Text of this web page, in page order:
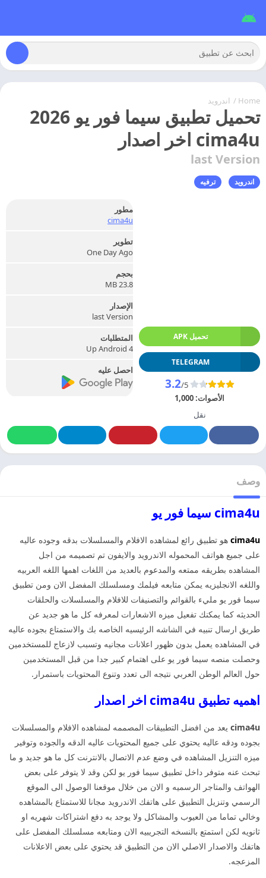
Home
/ اندرويد
تحميل تطبيق سيما فور يو 2026
cima4u اخر اصدار
last Version
اندرويد ترفيه
تحميل APK
TELEGRAM
3.2/5
الأصوات:1,000
نقل
مطور
cima4u
تطوير
One Day Ago
بحجم
23.8 MB
الإصدار
last Version
المتطلبات
Up Android 4
احصل عليه
وصف
cima4u سيما فور يو
cima4u هو تطبيق رائع لمشاهده الافلام والمسلسلات بدقه وجوده عاليه
على جميع هواتف المحموله الاندرويد والايفون تم تصميمه من اجل
المشاهده بطريقه ممتعه والمدعوم بالعديد من اللغات اهمها اللغه العربيه
واللغه الانجليزيه يمكن متابعه فيلمك ومسلسلك المفضل الان ومن تطبيق
سيما فور يو مليء بالقوائم والتصنيفات للافلام والمسلسلات والحلقات
الحديثه كما يمكنك تفعيل ميزه الاشعارات لمعرفه كل ما هو جديد عن
طريق ارسال تنبيه في الشاشه الرئيسيه الخاصه بك والاستمتاع بجوده عاليه
في المشاهده يعمل بدون ظهور اعلانات مجانيه وتسبب لازعاج للمستخدمين
وحصلت منصه سيما فور يو على اهتمام كبير جدا من قبل المستخدمين
حول العالم الوطن العربي نتيجه الى تعدد وتنوع المحتويات باستمرار.
اهميه تطبيق cima4u اخر اصدار
cima4u يعد من افضل التطبيقات المصممه لمشاهده الافلام والمسلسلات
بجوده ودقه عاليه يحتوي على جميع المحتويات عاليه الدقه والجوده وتوفير
ميزه التنزيل المشاهده في وضع عدم الاتصال بالانترنت كل ما هو جديد و ما
تبحث عنه متوفر داخل تطبيق سيما فور يو لكن وقد لا يتوفر على بعض
الهواتف والمتاجر الرسميه و الان من خلال موقعنا الوصول الى الموقع
الرسمي وتنزيل التطبيق على هاتفك الاندرويد مجانا للاستمتاع بالمشاهده
وخالي تماما من العيوب والمشاكل ولا يوجد به دفع اشتراكات شهريه او
ثانويه لكن استمتع بالنسخه التجريبيه الان ومتابعه مسلسلك المفضل على
هاتفك والاصدار الاصلي الان من التطبيق قد يحتوي على بعض الاعلانات
المزعجه.